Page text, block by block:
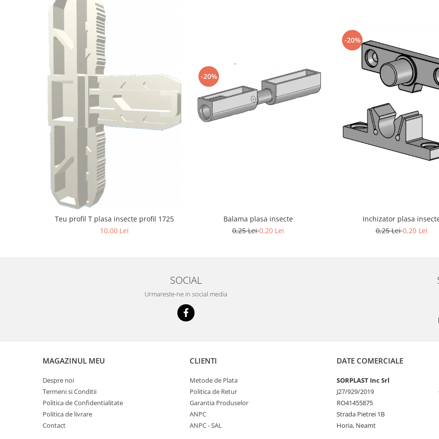
Teu profil T plasa insecte profil 1725
10,00 Lei
-20%
Balama plasa insecte
0,25 Lei0,20 Lei
-20%
Inchizator plasa
0,25 Lei0,20 Lei
SOCIAL
Urmareste-ne in social media
MAGAZINUL MEU
Despre noi
Termeni si Conditii
Politica de Confidentialitate
Politica de livrare
Contact
CLIENTI
Metode de Plata
Politica de Retur
Garantia Produselor
ANPC
ANPC - SAL
DATE COMERCIALE
SORPLAST Inc Srl
J27/929/2019
RO41455875
Strada Pietrei 1B
Horia, Neamt